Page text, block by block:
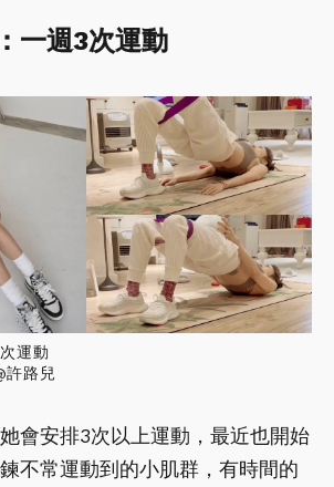
一週3次運動
運動
許路兒
會安排3次以上運動，最近也開始
不常運動到的小肌群，有時間的